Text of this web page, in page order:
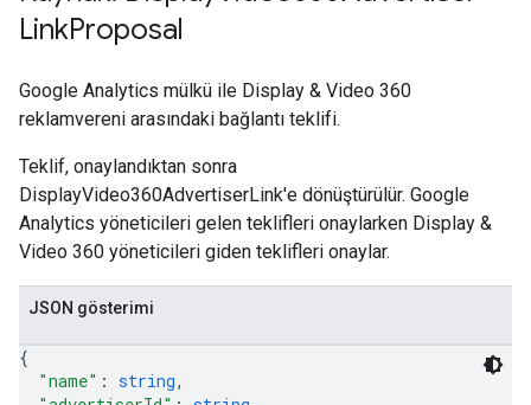
LinkProposal
Google Analytics mülkü ile Display & Video 360
reklamvereni arasındaki bağlantı teklifi.
Teklif, onaylandıktan sonra
DisplayVideo360AdvertiserLink'e dönüştürülür. Google
Analytics yöneticileri gelen teklifleri onaylarken Display &
Video 360 yöneticileri giden teklifleri onaylar.
JSON gösterimi
{
"name" : string,